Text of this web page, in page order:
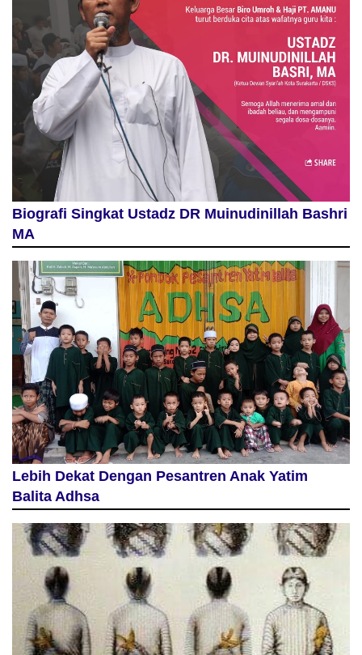
Biografi Singkat Ustadz DR Muinudinillah Bashri
MA
Lebih Dekat Dengan Pesantren Anak Yatim
Balita Adhsa